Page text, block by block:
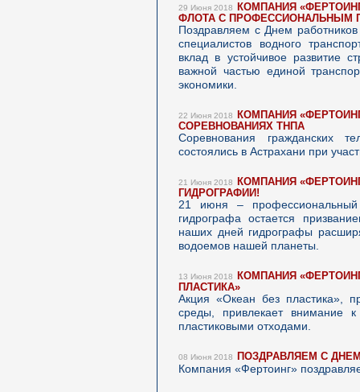
29 Июня 2018
КОМПАНИЯ
ФЛОТА С ПРОФЕССИОНАЛЬНЫМ
Поздравляем с Днем
специалистов водного
вклад в устойчивое развитие
важной частью единой
экономики.
22 Июня 2018
КОМПАНИЯ
СОРЕВНОВАНИЯХ ТНПА
Соревнования гражданских
состоялись в Астрахани при
21 Июня 2018
КОМПАНИЯ
ГИДРОГРАФИИ!
21 июня –
гидрографа остается
наших дней гидрографы
водоемов нашей планеты.
13 Июня 2018
КОМПАНИЯ
ПЛАСТИКА»
Акция «Океан без пластика»,
среды, привлекает внимание к
пластиковыми отходами.
08 Июня 2018 ПОЗДРАВЛЯЕМ С
Компания «Фертоинг»